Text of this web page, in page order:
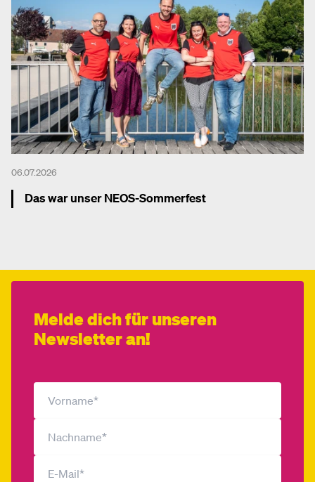
06.07.2026
Das war unser NEOS-Sommerfest
Melde dich für unseren
Newsletter an!